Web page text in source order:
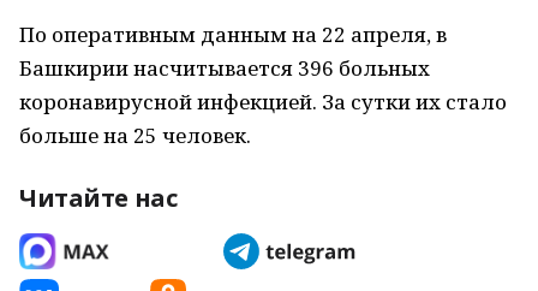
По оперативным данным на 22 апреля, в
Башкирии насчитывается 396 больных
коронавирусной инфекцией. За сутки их стало
больше на 25 человек.
Читайте нас